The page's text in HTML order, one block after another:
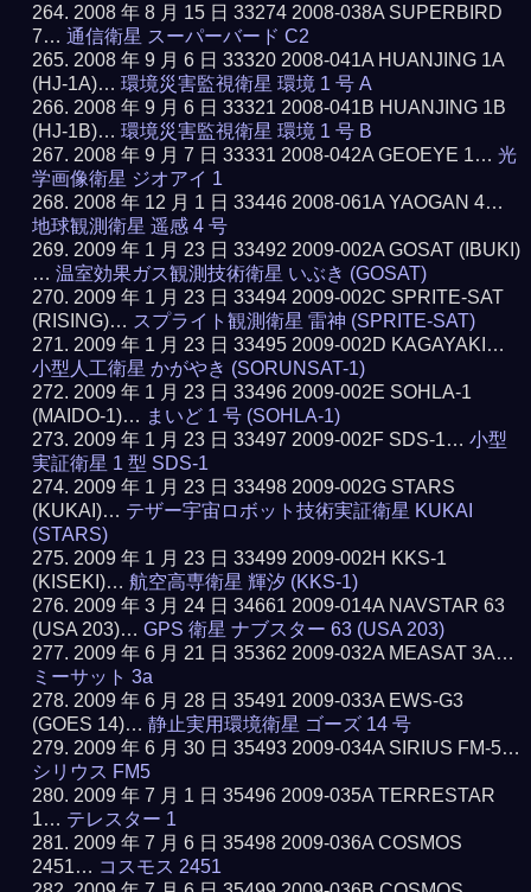
2008 年 8 月 15 日 33274 2008-038A SUPERBIRD
7…通信衛星 スーパーバード C2
2008 年 9 月 6 日 33320 2008-041A HUANJING 1A
(HJ-1A)…環境災害監視衛星 環境 1 号 A
2008 年 9 月 6 日 33321 2008-041B HUANJING 1B
(HJ-1B)…環境災害監視衛星 環境 1 号 B
2008 年 9 月 7 日 33331 2008-042A GEOEYE 1…光
学画像衛星 ジオアイ 1
2008 年 12 月 1 日 33446 2008-061A YAOGAN 4…
地球観測衛星 遥感 4 号
2009 年 1 月 23 日 33492 2009-002A GOSAT (IBUKI)
…温室効果ガス観測技術衛星 いぶき (GOSAT)
2009 年 1 月 23 日 33494 2009-002C SPRITE-SAT
(RISING)… スプライト観測衛星 雷神 (SPRITE-SAT)
2009 年 1 月 23 日 33495 2009-002D KAGAYAKI…
小型人工衛星 かがやき (SORUNSAT-1)
2009 年 1 月 23 日 33496 2009-002E SOHLA-1
(MAIDO-1)… まいど 1 号 (SOHLA-1)
2009 年 1 月 23 日 33497 2009-002F SDS-1…小型
実証衛星 1 型 SDS-1
2009 年 1 月 23 日 33498 2009-002G STARS
(KUKAI)… テザー宇宙ロボット技術実証衛星 KUKAI
(STARS)
2009 年 1 月 23 日 33499 2009-002H KKS-1
(KISEKI)…航空高専衛星 輝汐 (KKS-1)
2009 年 3 月 24 日 34661 2009-014A NAVSTAR 63
(USA 203)…GPS 衛星 ナブスター 63 (USA 203)
2009 年 6 月 21 日 35362 2009-032A MEASAT 3A…
ミーサット 3a
2009 年 6 月 28 日 35491 2009-033A EWS-G3
(GOES 14)…静止実用環境衛星 ゴーズ 14 号
2009 年 6 月 30 日 35493 2009-034A SIRIUS FM-5…
シリウス FM5
2009 年 7 月 1 日 35496 2009-035A TERRESTAR
1… テレスター 1
2009 年 7 月 6 日 35498 2009-036A COSMOS
2451… コスモス 2451